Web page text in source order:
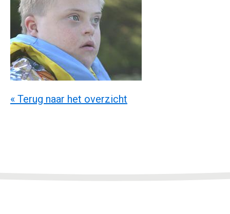
« Terug naar het overzicht